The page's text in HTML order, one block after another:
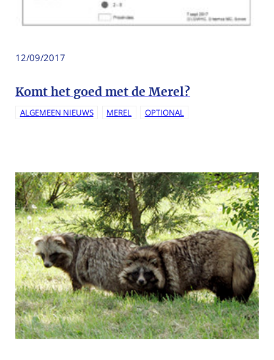
12/09/2017
Komt het goed met de Merel?
ALGEMEEN NIEUWS MEREL OPTIONAL